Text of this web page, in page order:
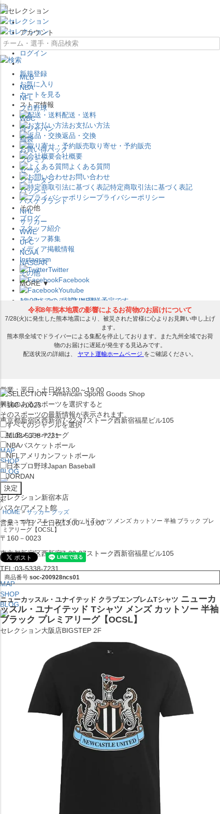
×
アカウント
ログイン
新規登録
お気に入り
カートを見る
ストア情報
配送・送料
お支払い方法
返品・交換
取り寄せ・予約販売
会社概要
よくある質問
お問い合わせ
特定商取引法に基づく表記
プライバシーポリシー
その他
ブログ
スタッフ紹介
スタッフ募集
メディア掲載情報
Instagram
Twitter
Facebook
Youtube
セレクション公式LINE@
営業：平日・土日祝13:00～19:00
〒160－0023
東京都新宿区西新宿7-22-37ストーク西新宿福星ビル105
TEL:03-5338-7231
MAP
SHOP
BLOG
セレクション新宿本店
バスケ/アメフト館
営業：平日・土日祝13:00～19:00
〒160－0023
東京都新宿区西新宿7-22-37ストーク西新宿福星ビル105
TEL:03-5338-7231
MAP
SHOP
BLOG
セレクション大阪店BIGSTEP 2F
営業：平日・土日祝12:00～19:00
大阪府大阪市中央区西心斎橋1丁目6番14号
TEL:06-4708-3300
営業：土・日・祝日のみ 12:00-18:00
東京都千代田区神田三崎町２丁目２２−１ 1F
MLB
NBA
NFL
プロ野球
WBC
侍ジャパン
福袋
お買い得パック
プレミア
セール
ジョーダン
バッシュ
バスケブランド
NHL
サッカー
WWE
UFC
NCAA
NASCAR
その他
MORE ▼
12:00までのご注文は発送予定です。
在庫品は 1-3営業日内で発送!! ※お取寄せ商品は対象外
興味のあるスポーツを選択すると
そのスポーツの最新情報が表示されます。
すべてのジャンルを選択
MLBメジャーリーグ
NBAバスケットボール
NFL アメリカンフットボール
日本プロ野球Japan Baseball
JORDAN
x
HOME
サッカー グッズ
ニューカッスル・ユナイテッド Tシャツ メンズ カットソー 半袖 ブラック プレ
ミアリーグ【OCSL】
商品番号 soc-200928ncs01
ニューカッスル・ユナイテッド クラブエンブレムTシャツ ニューカ
ッスル・ユナイテッド Tシャツ メンズ カットソー 半袖
ブラック プレミアリーグ【OCSL】